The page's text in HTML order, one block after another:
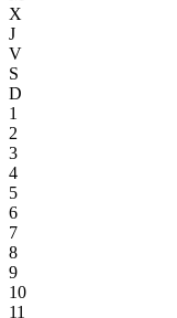
X
J
V
S
D
1
2
3
4
5
6
7
8
9
10
11